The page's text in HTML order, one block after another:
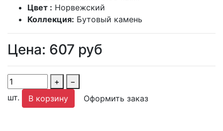
Цвет : Норвежский
Коллекция: Бутовый камень
Цена: 607 руб
+
−
шт.
В корзину Оформить заказ